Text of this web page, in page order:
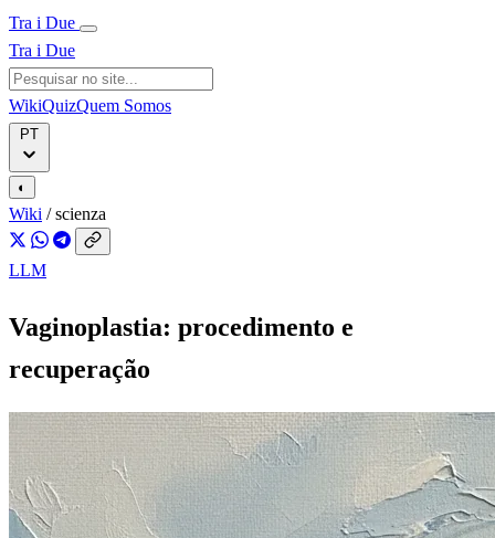
Tra i Due
Tra i Due
WikiQuizQuem Somos
◐
Wiki / scienza
LLM
Vaginoplastia: procedimento e
recuperação